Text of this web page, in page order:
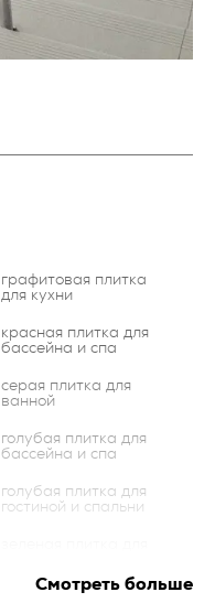
графитовая плитка
для кухни
красная плитка для
бассейна и спа
серая плитка для
ванной
голубая плитка для
бассейна и спа
голубая плитка для
гостиной и спальни
гостиная и спальная
Смотреть больше